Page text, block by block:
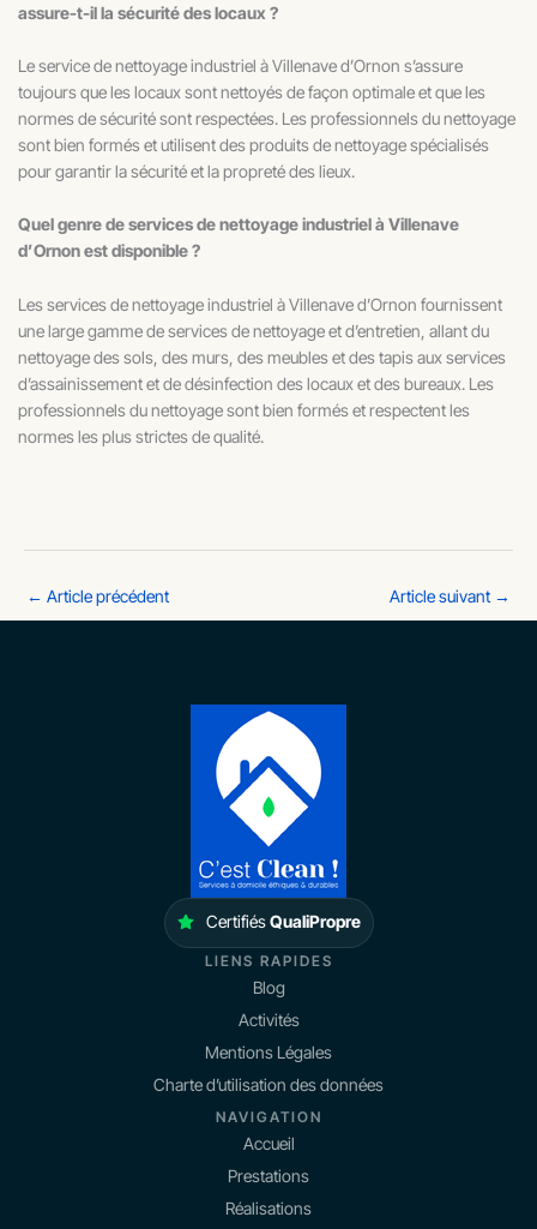
assure-t-il la sécurité des locaux ?
Le service de nettoyage industriel à Villenave d’Ornon s’assure
toujours que les locaux sont nettoyés de façon optimale et que les
normes de sécurité sont respectées. Les professionnels du nettoyage
sont bien formés et utilisent des produits de nettoyage spécialisés
pour garantir la sécurité et la propreté des lieux.
Quel genre de services de nettoyage industriel à Villenave
d’Ornon est disponible ?
Les services de nettoyage industriel à Villenave d’Ornon fournissent
une large gamme de services de nettoyage et d’entretien, allant du
nettoyage des sols, des murs, des meubles et des tapis aux services
d’assainissement et de désinfection des locaux et des bureaux. Les
professionnels du nettoyage sont bien formés et respectent les
normes les plus strictes de qualité.
← Article précédent Article suivant →
CertifiésQualiPropre
LIENS RAPIDES
Blog
Activités
Mentions Légales
Charte d’utilisation des données
NAVIGATION
Accueil
Prestations
Réalisations